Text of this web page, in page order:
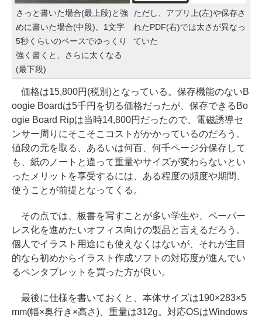
さっと書いた場合(最上段)と強
めに書いた場合(中段)。1文字
5秒くらいのペースでゆっくり
強く書くと、さらに太くなる
(最下段)
ただし、アプリ上(左)や保存さ
れたPDF(右)では太さが異なっ
ていた
価格は15,800円(税別)となっている。保存機能のないB
oogie Boardは5千円を切る価格だったが、保存できるBo
ogie Board Ripは当時14,800円だったので、電磁誘導セ
ンサー周りにそこそこコストがかかっているのだろう。
値段の元を取る、あるいは何百、何千ページ分保存して
も、紙のノートと違って重量やサイズが変わらないとい
ったメリットを享受するには、ある程度の頻度や期間、
使うことが前提となってくる。
その点では、板書を写すことが多い学生や、ペーパー
レス化を進めたいオフィス向けの製品と言えるだろう。
個人でイラスト用途にも使えなくはないが、それが主目
的なら初めからイラスト作成ソフトの対応度が進んでい
るペンタブレットを買った方が良い。
最後に仕様を書いておくと、本体サイズは190×283×5
mm(幅×奥行き×高さ)、重量は312g。対応OSはWindows